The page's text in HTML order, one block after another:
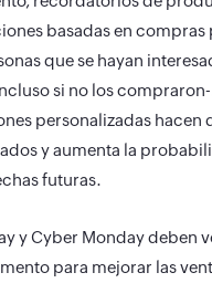
basadas en compras
que se hayan
si no los compraron-
personalizadas hacen
y aumenta la
futuras.
y Cyber Monday deben
para mejorar las